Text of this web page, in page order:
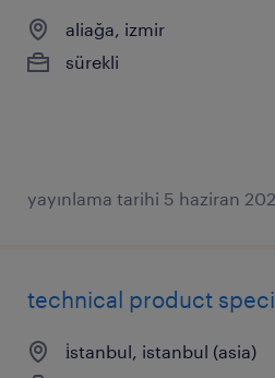
aliağa, izmir
sürekli
yayınlama tarihi 5 haziran
technical product
i̇stanbul, istanbul (asia)